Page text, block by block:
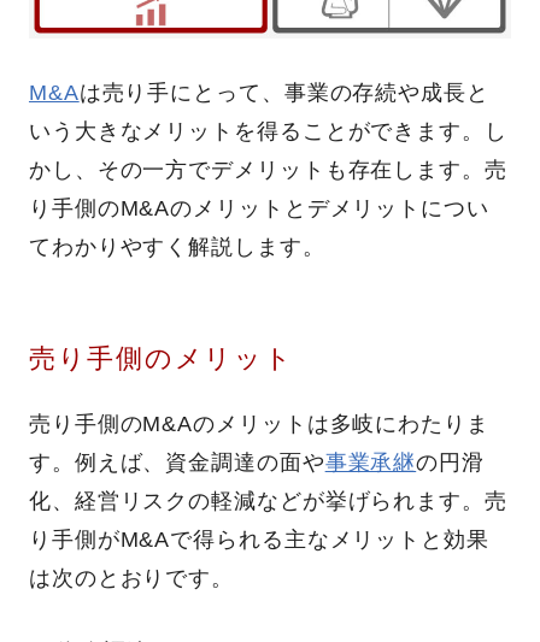
M&Aは売り手にとって、事業の存続や成長と
いう大きなメリットを得ることができます。し
かし、その一方でデメリットも存在します。売
り手側のM&Aのメリットとデメリットについ
てわかりやすく解説します。
売り手側のメリット
売り手側のM&Aのメリットは多岐にわたりま
す。例えば、資金調達の面や事業承継の円滑
化、経営リスクの軽減などが挙げられます。売
り手側がM&Aで得られる主なメリットと効果
は次のとおりです。